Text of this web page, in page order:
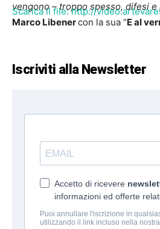
Scarica il file: http://
vengono – troppo spesso, difesi
Marco Libenercon la sua “E al
Iscriviti alla Newsletter